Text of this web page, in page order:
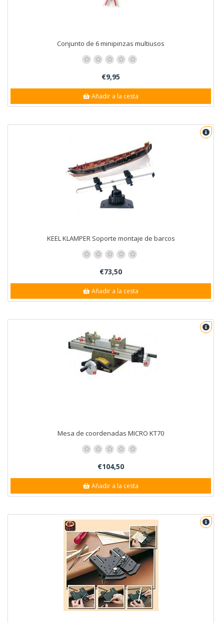
Conjunto de 6 minipinzas multiusos
€9,95
Añadir a la cesta
KEEL KLAMPER Soporte montaje de barcos
€73,50
Añadir a la cesta
Mesa de coordenadas MICRO KT70
€104,50
Añadir a la cesta